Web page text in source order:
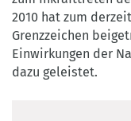
2010 hat zum
Grenzzeichen
Einwirkungen der
dazu geleistet.